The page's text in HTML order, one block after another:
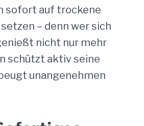
sofort auf trockene
– denn wer sich
nicht nur mehr
schützt aktiv seine
unangenehmen